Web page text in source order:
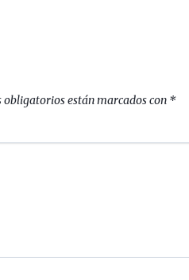
obligatorios están marcados con *